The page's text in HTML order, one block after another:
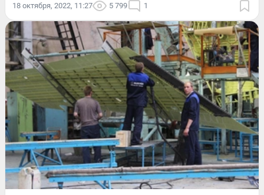
18 октября, 2022, 11:27 5 799 1